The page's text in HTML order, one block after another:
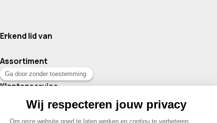
Erkend lid van
Assortiment
Klantenservice
Contact